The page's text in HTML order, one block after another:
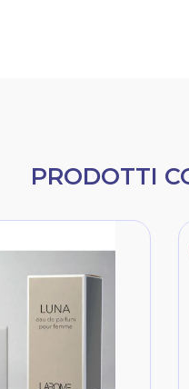
PRODOTTI